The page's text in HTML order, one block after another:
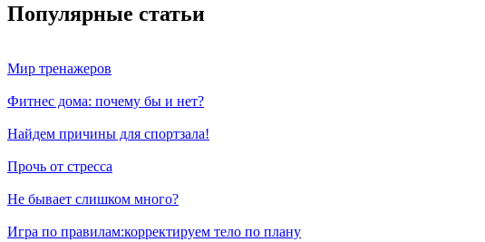
Популярные статьи
Мир тренажеров
Фитнес дома: почему бы и нет?
Найдем причины для спортзала!
Прочь от стресса
Не бывает слишком много?
Игра по правилам:корректируем тело по плану